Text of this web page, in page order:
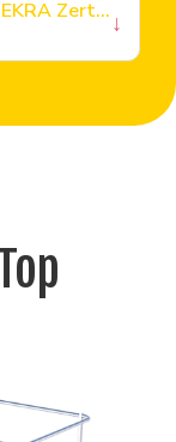
ABS Guard OnTop Fusion - DEKRA Zertifikat↓